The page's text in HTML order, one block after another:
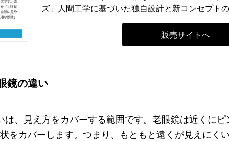
ズ」人間工学に基づいた独自設計と新コンセプト
販売サイトへ
鏡の違い
は、見え方をカバーする範囲です。老眼鏡は近くに
をカバーします。つまり、もともと遠くが見えにく